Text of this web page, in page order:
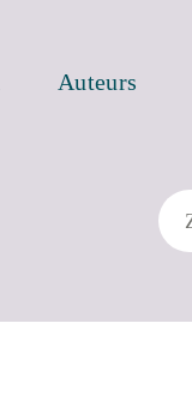
Auteurs